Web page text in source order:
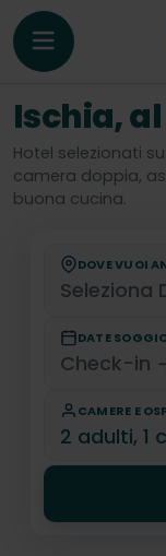
Ischia,
Hotel selezionati
camera doppia,
buona cucina.
DOVE VUOI
DATE
CAMERE E
2 adulti, 1